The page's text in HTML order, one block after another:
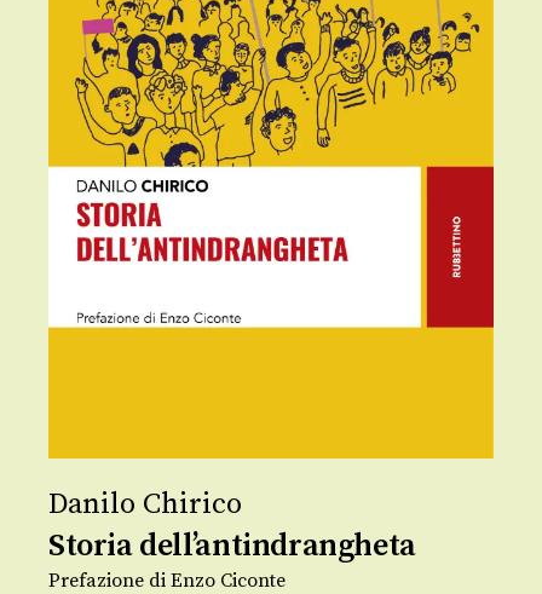
Danilo Chirico
Storia dell’antindrangheta
Prefazione di Enzo Ciconte